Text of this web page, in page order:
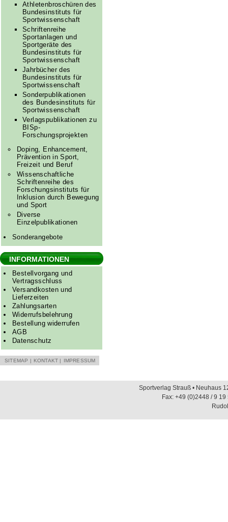
Athletenbroschüren des
Bundesinstituts für
Sportwissenschaft
Schriftenreihe
Sportanlagen und
Sportgeräte des
Bundesinstituts für
Sportwissenschaft
Jahrbücher des
Bundesinstituts für
Sportwissenschaft
Sonderpublikationen
des Bundesinstituts für
Sportwissenschaft
Verlagspublikationen zu
BISp-
Forschungsprojekten
Doping, Enhancement,
Prävention in Sport,
Freizeit und Beruf
Wissenschaftliche
Schriftenreihe des
Forschungsinstituts für
Inklusion durch Bewegung
und Sport
Diverse
Einzelpublikationen
Sonderangebote
INFORMATIONEN
Bestellvorgang und
Vertragsschluss
Versandkosten und
Lieferzeiten
Zahlungsarten
Widerrufsbelehrung
Bestellung widerrufen
AGB
Datenschutz
SITEMAP | KONTAKT | IMPRESSUM
Sportverlag Strauß • Neuhaus
Fax: +49 (0)2448 / 9